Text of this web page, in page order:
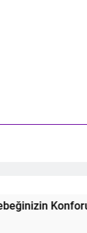
Konforu